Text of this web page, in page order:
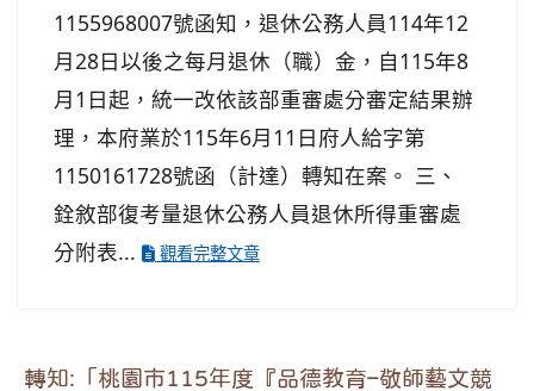
1155968007號函知，退休公務人員114年12
月28日以後之每月退休（職）金，自115年8
月1日起，統一改依該部重審處分審定結果辦
理，本府業於115年6月11日府人給字第
1150161728號函（計達）轉知在案。 三、
銓敘部復考量退休公務人員退休所得重審處
分附表...
觀看完整文章
轉知:「桃園市115年度『品德教育–敬師藝文競